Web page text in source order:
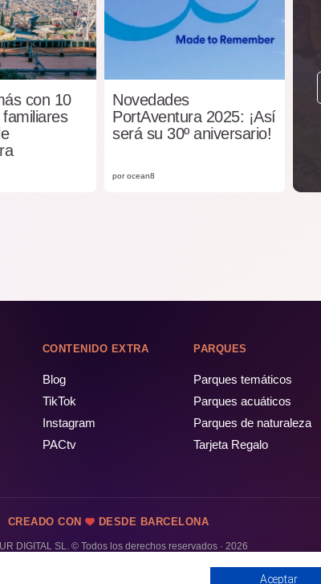
con 10
Novedades
PortAventura 2025: ¡Así
será su 30º aniversario!
por ocean8
CONTENIDO EXTRA
Blog
TikTok
Instagram
PACtv
PARQUES
Parques temáticos
Parques acuáticos
Parques de naturaleza
Tarjeta Regalo
CREADO CON DESDE BARCELONA
DIGITAL SL. © Todos los derechos reservados · 2026
Aceptar